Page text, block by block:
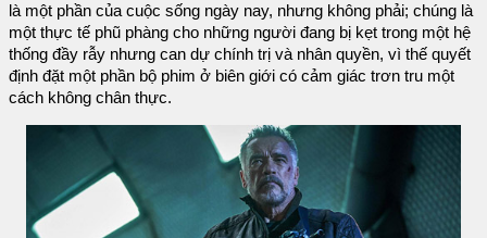
là một phần của cuộc sống ngày nay, nhưng không phải; chúng là
một thực tế phũ phàng cho những người đang bị kẹt trong một hệ
thống đầy rẫy nhưng can dự chính trị và nhân quyền, vì thế quyết
định đặt một phần bộ phim ở biên giới có cảm giác trơn tru một
cách không chân thực.